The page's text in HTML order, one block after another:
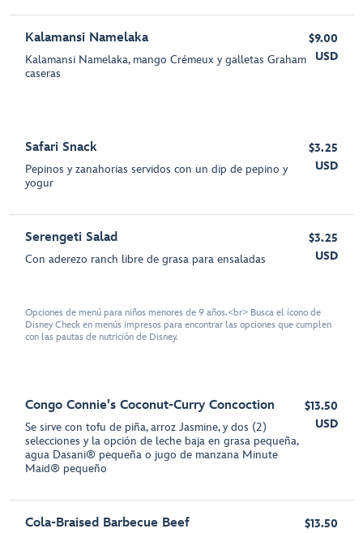
Kalamansi Namelaka
Kalamansi Namelaka, mango Crémeux y galletas Graham
caseras
$9.00
USD
Safari Snack
Pepinos y zanahorias servidos con un dip de pepino y
yogur
$3.25
USD
Serengeti Salad
Con aderezo ranch libre de grasa para ensaladas
$3.25
USD
Opciones de menú para niños menores de 9 años.<br> Busca el ícono de
Disney Check en menús impresos para encontrar las opciones que cumplen
con las pautas de nutrición de Disney.
Congo Connie's Coconut-Curry Concoction
Se sirve con tofu de piña, arroz Jasmine, y dos (2)
selecciones y la opción de leche baja en grasa pequeña,
agua Dasani® pequeña o jugo de manzana Minute
Maid® pequeño
$13.50
USD
Cola-Braised Barbecue Beef
$13.50